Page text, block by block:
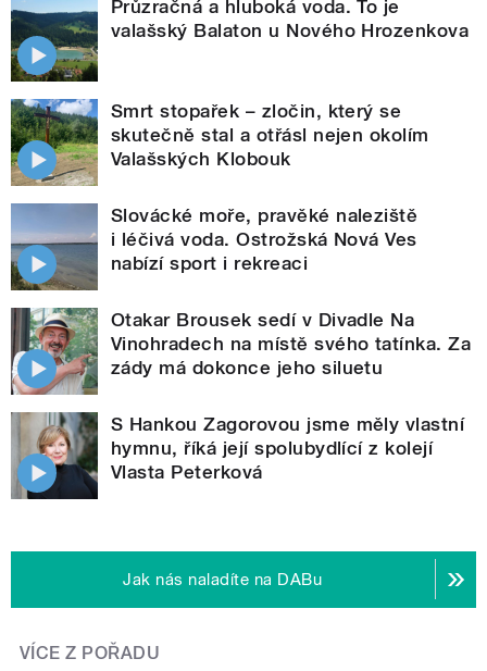
Průzračná a hluboká voda. To je
valašský Balaton u Nového Hrozenkova
Smrt stopařek – zločin, který se
skutečně stal a otřásl nejen okolím
Valašských Klobouk
Slovácké moře, pravěké naleziště
i léčivá voda. Ostrožská Nová Ves
nabízí sport i rekreaci
Otakar Brousek sedí v Divadle Na
Vinohradech na místě svého tatínka. Za
zády má dokonce jeho siluetu
S Hankou Zagorovou jsme měly vlastní
hymnu, říká její spolubydlící z kolejí
Vlasta Peterková
Jak nás naladíte na DABu
VÍCE Z POŘADU